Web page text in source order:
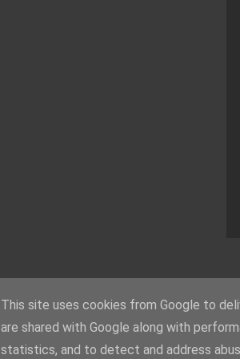
This site uses cookies from Google to
are shared with Google along with
statistics, and to detect and address